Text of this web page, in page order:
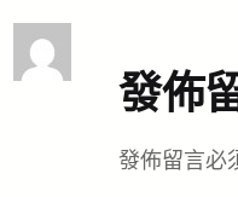
發佈
發佈留言必